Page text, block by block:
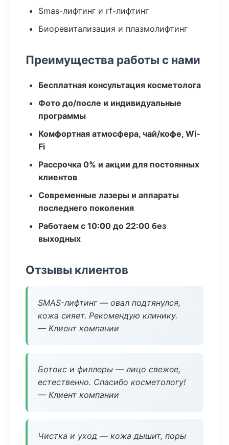
Smas-лифтинг и rf-лифтинг
Биоревитализация и плазмолифтинг
Преимущества работы с нами
Бесплатная консультация косметолога
Фото до/после и индивидуальные
программы
Комфортная атмосфера, чай/кофе, Wi-
Fi
Рассрочка 0% и акции для постоянных
клиентов
Современные лазеры и аппараты
последнего поколения
Работаем с 10:00 до 22:00 без
выходных
Отзывы клиентов
SMAS-лифтинг — овал подтянулся,
кожа сияет. Рекомендую клинику.
— Клиент компании
Ботокс и филлеры — лицо свежее,
естественно. Спасибо косметологу!
— Клиент компании
Чистка и уход — кожа дышит, поры